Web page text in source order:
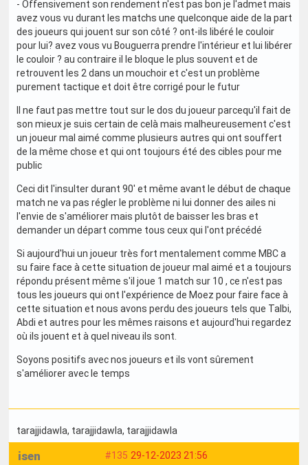
- Offensivement son rendement n'est pas bon je l'admet mais
avez vous vu durant les matchs une quelconque aide de la part
des joueurs qui jouent sur son côté ? ont-ils libéré le couloir
pour lui? avez vous vu Bouguerra prendre l'intérieur et lui libérer
le couloir ? au contraire il le bloque le plus souvent et de
retrouvent les 2 dans un mouchoir et c'est un problème
purement tactique et doit être corrigé pour le futur
Il ne faut pas mettre tout sur le dos du joueur parcequ'il fait de
son mieux je suis certain de celà mais malheureusement c'est
un joueur mal aimé comme plusieurs autres qui ont souffert
de la même chose et qui ont toujours été des cibles pour me
public
Ceci dit l'insulter durant 90' et même avant le début de chaque
match ne va pas régler le problème ni lui donner des ailes ni
l'envie de s'améliorer mais plutôt de baisser les bras et
demander un départ comme tous ceux qui l'ont précédé
Si aujourd'hui un joueur très fort mentalement comme MBC a
su faire face à cette situation de joueur mal aimé et a toujours
répondu présent même s'il joue 1 match sur 10 , ce n'est pas
tous les joueurs qui ont l'expérience de Moez pour faire face à
cette situation et nous avons perdu des joueurs tels que Talbi,
Abdi et autres pour les mêmes raisons et aujourd'hui regardez
où ils jouent et à quel niveau ils sont.
Soyons positifs avec nos joueurs et ils vont sûrement
s'améliorer avec le temps
tarajjidawla, tarajjidawla, tarajjidawla
#135 29-12-2023 21:56
isen